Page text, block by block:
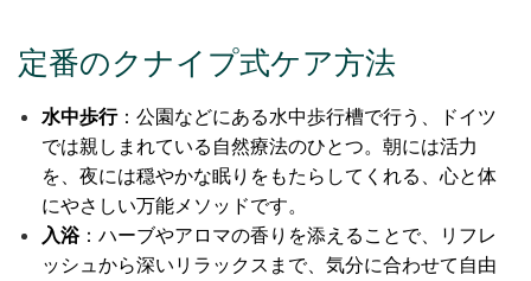
定番のクナイプ式ケア方法
水中歩行：公園などにある水中歩行槽で行う、ドイツ
では親しまれている自然療法のひとつ。朝には活力
を、夜には穏やかな眠りをもたらしてくれる、心と体
にやさしい万能メソッドです。
入浴 ：ハーブやアロマの香りを添えることで、リフレ
ッシュから深いリラックスまで、気分に合わせて自由